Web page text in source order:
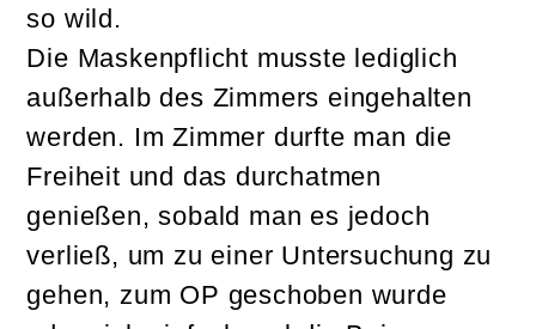
so wild.
Die Maskenpflicht musste lediglich
außerhalb des Zimmers eingehalten
werden. Im Zimmer durfte man die
Freiheit und das durchatmen
genießen, sobald man es jedoch
verließ, um zu einer Untersuchung zu
gehen, zum OP geschoben wurde